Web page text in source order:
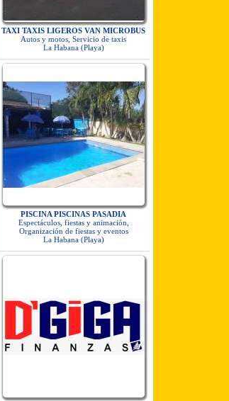
TAXI TAXIS LIGEROS VAN MICROBUS
Autos y motos, Servicio de taxis
La Habana (Playa)
PISCINA PISCINAS PASADIA
Espectáculos, fiestas y animación,
Organización de fiestas y eventos
La Habana (Playa)